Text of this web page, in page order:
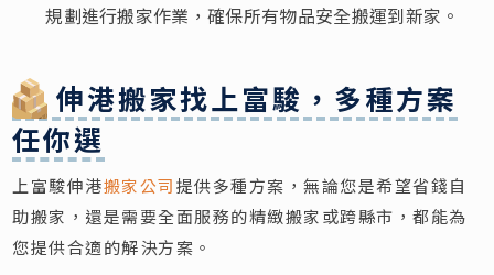
規劃進行搬家作業，確保所有物品安全搬運到新家。
伸港搬家找上富駿，多種方案
任你選
上富駿伸港搬家公司提供多種方案，無論您是希望省錢自
助搬家，還是需要全面服務的精緻搬家或跨縣市，都能為
您提供合適的解決方案。